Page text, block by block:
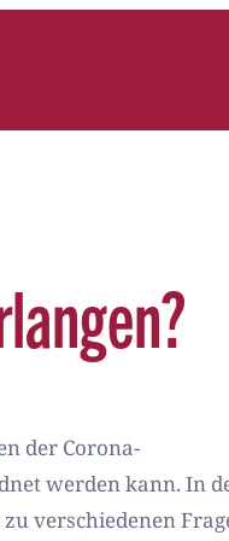
der Corona-
werden kann. In
verschiedenen